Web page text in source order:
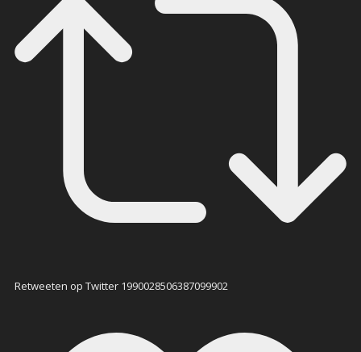
Retweeten op Twitter 1990028506387099902